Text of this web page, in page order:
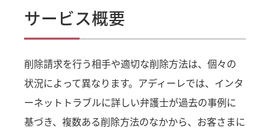
サービス概要
削除請求を行う相手や適切な削除方法は、個々の
状況によって異なります。アディーレでは、インタ
ーネットトラブルに詳しい弁護士が過去の事例に
基づき、複数ある削除方法のなかから、お客さまに